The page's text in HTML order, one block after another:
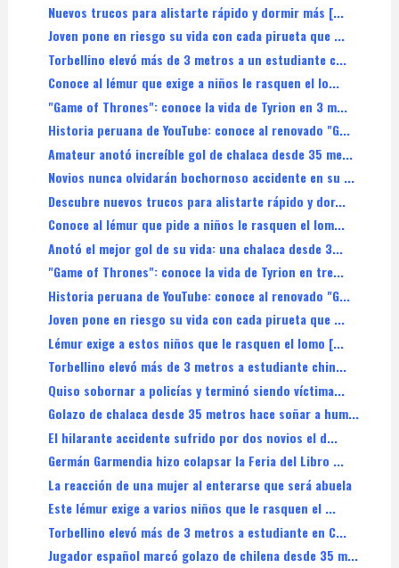
Nuevos trucos para alistarte rápido y dormir más [...
Joven pone en riesgo su vida con cada pirueta que ...
Torbellino elevó más de 3 metros a un estudiante c...
Conoce al lémur que exige a niños le rasquen el lo...
"Game of Thrones": conoce la vida de Tyrion en 3 m...
Historia peruana de YouTube: conoce al renovado "G...
Amateur anotó increíble gol de chalaca desde 35 me...
Novios nunca olvidarán bochornoso accidente en su ...
Descubre nuevos trucos para alistarte rápido y dor...
Conoce al lémur que pide a niños le rasquen el lom...
Anotó el mejor gol de su vida: una chalaca desde 3...
"Game of Thrones": conoce la vida de Tyrion en tre...
Historia peruana de YouTube: conoce al renovado "G...
Joven pone en riesgo su vida con cada pirueta que ...
Lémur exige a estos niños que le rasquen el lomo [...
Torbellino elevó más de 3 metros a estudiante chin...
Quiso sobornar a policías y terminó siendo víctima...
Golazo de chalaca desde 35 metros hace soñar a hum...
El hilarante accidente sufrido por dos novios el d...
Germán Garmendia hizo colapsar la Feria del Libro ...
La reacción de una mujer al enterarse que será abuela
Este lémur exige a varios niños que le rasquen el ...
Torbellino elevó más de 3 metros a estudiante en C...
Jugador español marcó golazo de chilena desde 35 m...